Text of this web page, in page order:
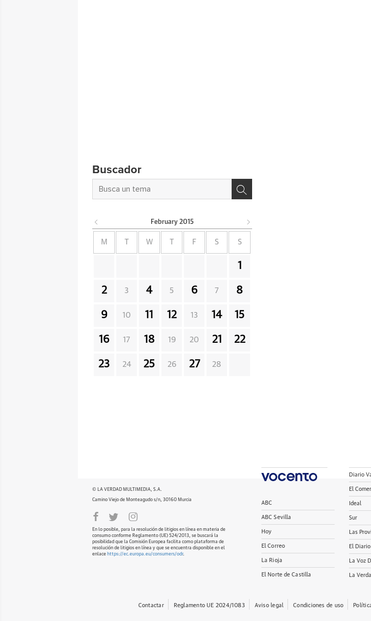
Buscador
February 2015
M W F S S
1
2 3 4 5 6 7 8
9 10 11 12 13 14 15
16 17 18 19 20 21 22
23 24 25 26 27 28
© LA VERDAD MULTIMEDIA, S.A.
Camino Viejo de Monteagudo s/n, 30160 Murcia
En lo posible, para la resolución de litigios en línea en materia de
consumo conforme Reglamento (UE) 524/2013, se buscará la
posibilidad que la Comisión Europea facilita como plataforma de
resolución de litigios en línea y que se encuentra disponible en el
enlace https://ec.europa.eu/consumers/odr.
ABC
ABC Sevilla
Hoy
El Correo
La Rioja
El Norte de Castilla
Diario
El
Ideal
Sur
Las
El
La Voz
La
Contactar Reglamento UE 2024/1083 Aviso legal Condiciones de uso